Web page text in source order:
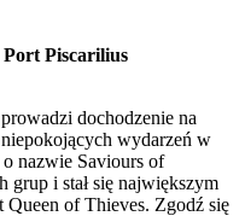
Port Piscarilius
dochodzenie na
wydarzeń w
nazwie Saviours of
grup i stał się największym
Queen of Thieves. Zgodź się